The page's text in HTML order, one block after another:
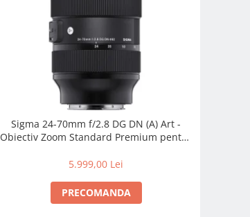
Sigma 24-70mm f/2.8 DG DN (A) Art -
Obiectiv Zoom Standard Premium pentru
5.999,00 Lei
PRECOMANDA